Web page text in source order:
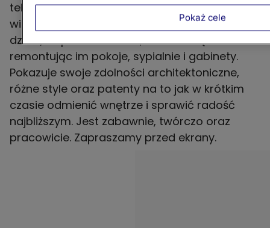
telewizorów! Tym razem, wraz ze swoją
wierną ekipą, architekt robi niespodzianki dla
dzieci, współmałżonków, a nawet sąsiadów -
remontując im pokoje, sypialnie i gabinety.
Pokazuje swoje zdolności architektoniczne,
różne style oraz patenty na to jak w krótkim
czasie odmienić wnętrze i sprawić radość
najbliższym. Jest zabawnie, twórczo oraz
pracowicie. Zapraszamy przed ekrany.
Pokaż cele